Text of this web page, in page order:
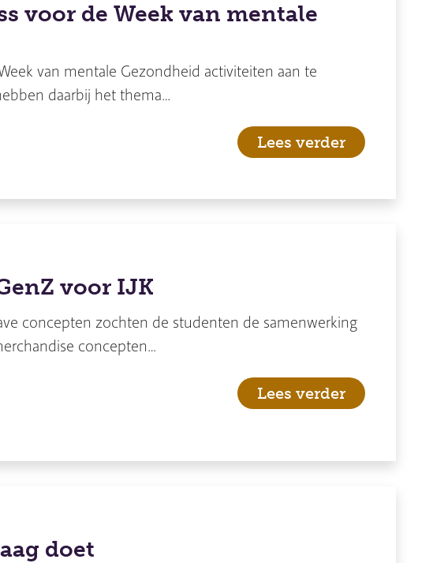
voor de Week van mentale
van mentale Gezondheid activiteiten aan te
daarbij het thema…
Lees verder
voor IJK
concepten zochten de studenten de samenwerking
concepten…
Lees verder
doet